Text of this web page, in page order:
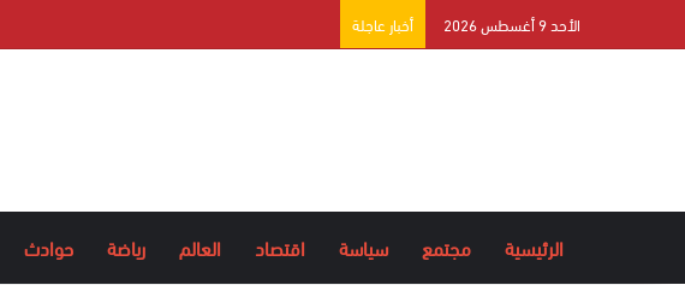
الأحد 9 أغسطس 2026 أخبار عاجلة
الرئيسية مجتمع سياسة اقتصاد العالم رياضة حوادث